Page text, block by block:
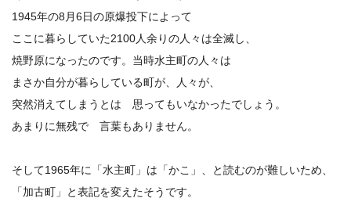
1945年の8月6日の原爆投下によって
ここに暮らしていた2100人余りの人々は全滅し、
焼野原になったのです。当時水主町の人々は
まさか自分が暮らしている町が、人々が、
突然消えてしまうとは 思ってもいなかったでしょう。
あまりに無残で 言葉もありません。
そして1965年に「水主町」は「かこ」、と読むのが難しいため、
「加古町」と表記を変えたそうです。